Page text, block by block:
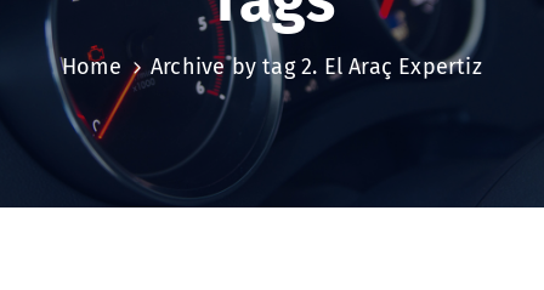
Home Archive by tag 2. El Araç Expertiz